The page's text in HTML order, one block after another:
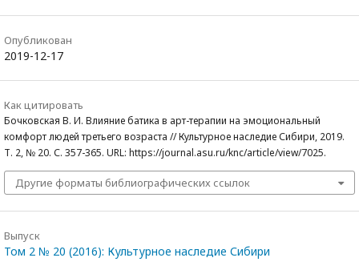
Опубликован
2019-12-17
Как цитировать
Бочковская В. И. Влияние батика в арт-терапии на эмоциональный
комфорт людей третьего возраста // Культурное наследие Сибири, 2019.
Т. 2, № 20. С. 357-365. URL: https://journal.asu.ru/knc/article/view/7025.
Другие форматы библиографических ссылок
Выпуск
Том 2 № 20 (2016): Культурное наследие Сибири